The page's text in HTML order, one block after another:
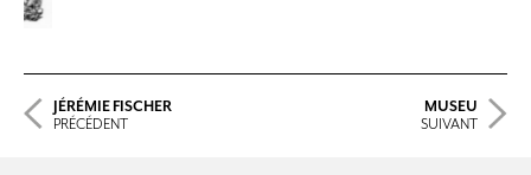
JÉRÉMIE FISCHER
PRÉCÉDENT
MUSEU
SUIVANT